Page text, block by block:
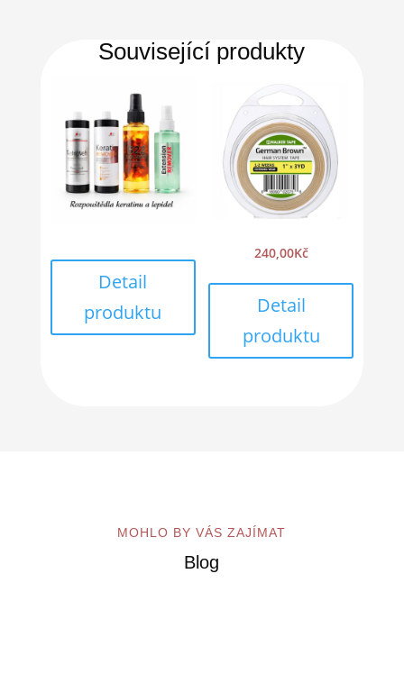
Související produkty
Detail
produktu
240,00Kč
Detail
produktu
MOHLO BY VÁS ZAJÍMAT
Blog